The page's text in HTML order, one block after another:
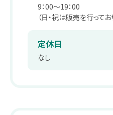
スギヤマカード ポイント
スギヤマカード スギヤマ
取り組み：子育て支援
本社へのアクセス
パート・アルバイト
ドラッグストアスタッフ・
同好会・社内関連サイト
9：00～19：00
（日・祝は販売を行ってお
定休日
なし